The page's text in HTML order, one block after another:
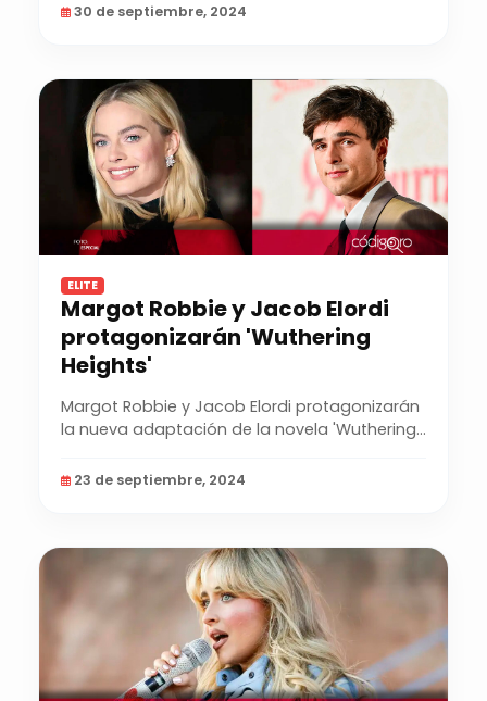
30 de septiembre, 2024
ELITE
Margot Robbie y Jacob Elordi
protagonizarán 'Wuthering
Heights'
Margot Robbie y Jacob Elordi protagonizarán
la nueva adaptación de la novela 'Wuthering
23 de septiembre, 2024